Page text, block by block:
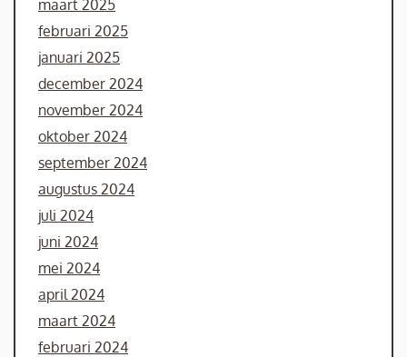
maart 2025
februari 2025
januari 2025
december 2024
november 2024
oktober 2024
september 2024
augustus 2024
juli 2024
juni 2024
mei 2024
april 2024
maart 2024
februari 2024